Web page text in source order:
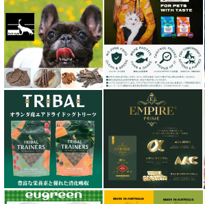
サンユー研究所
シェフ SHEF
シグネチャー７（Signature7）正規輸入品
シシア Schesir
獣医さん推奨シリーズ
シルクフル SILKFULL
ジーランディア Zealandia